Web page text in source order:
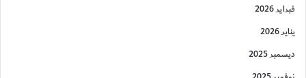
فبراير 2026
يناير 2026
ديسمبر 2025